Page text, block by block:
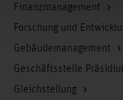
Finanzmanagement
Forschung und
Gebäudemanagement
Geschäftsstelle
Gleichstellung